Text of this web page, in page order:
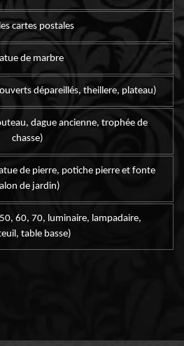
cartes postales
de marbre
dépareillés, theillere, plateau)
dague ancienne, trophée de
chasse)
de pierre, potiche pierre et fonte
de jardin)
60, 70, luminaire, lampadaire,
table basse)